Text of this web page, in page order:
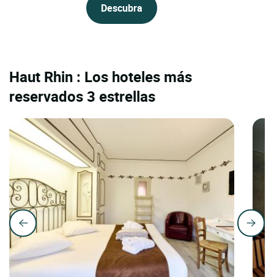
Descubra
Haut Rhin : Los hoteles más
reservados 3 estrellas